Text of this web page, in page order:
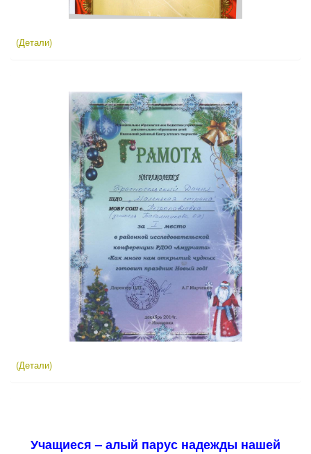
(Детали)
(Детали)
Учащиеся – алый парус надежды нашей